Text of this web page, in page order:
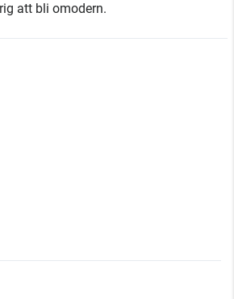
att bli omodern.